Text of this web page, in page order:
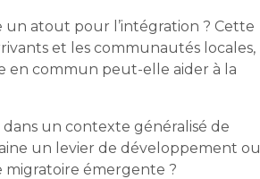
un atout pour l’intégration ? Cette
et les communautés locales,
en commun peut-elle aider à la
dans un contexte généralisé de
un levier de développement ou
migratoire émergente ?